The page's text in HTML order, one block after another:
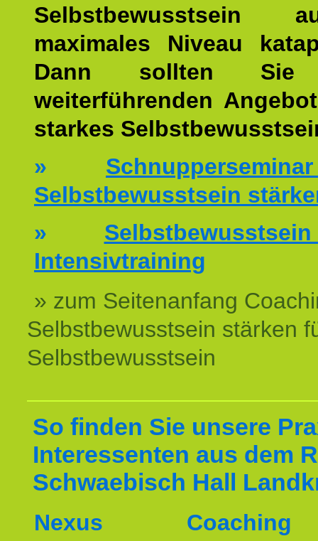
Selbstbewusstsein
maximales Niveau
Dann sollten Sie
weiterführenden
starkes
»
Selbstbewusstsein
»
Intensivtraining
» zum Seitenanfang
Selbstbewusstsein stärken
Selbstbewusstsein
So finden Sie unsere
Interessenten aus dem
Schwaebisch Hall
Nexus